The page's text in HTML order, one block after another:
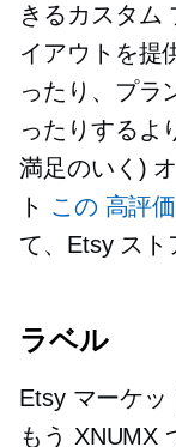
きるカスタム
イアウトを提
ったり、プラ
ったりするよ
満足のいく)
ト この 高評価
て、Etsy スト
ラベル
Etsy マーケッ
もう XNUMX